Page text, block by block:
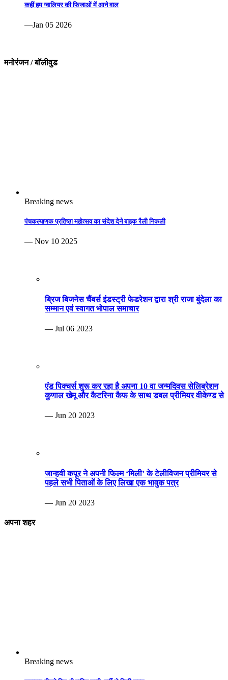
कहीं हम ग्वालियर की फिजाओं में आने वाल
—Jan 05 2026
मनोरंजन / बॉलीवुड
Breaking news
पंचकल्याणक प्रतिष्ठा महोत्सव का संदेश देने बाइक रैली निकली
— Nov 10 2025
ब्रिज बिजनेस चैंबर्स इंडस्ट्री फेडरेशन द्वारा श्री राजा बुंदेला का
सम्मान एवं स्वागत भोपाल समाचार
— Jul 06 2023
एंड पिक्चर्स शुरू कर रहा है अपना 10 वा जन्मदिवस सेलिब्रेशन
कुणाल खेमू और कैटरिना कैफ के साथ डबल प्रीमियर वीकेण्ड से
— Jun 20 2023
जान्हवी कपूर ने अपनी फिल्म ‘मिली’ के टेलीविजन प्रीमियर से
पहले सभी पिताओं के लिए लिखा एक भावुक पत्र
— Jun 20 2023
अपना शहर
Breaking news